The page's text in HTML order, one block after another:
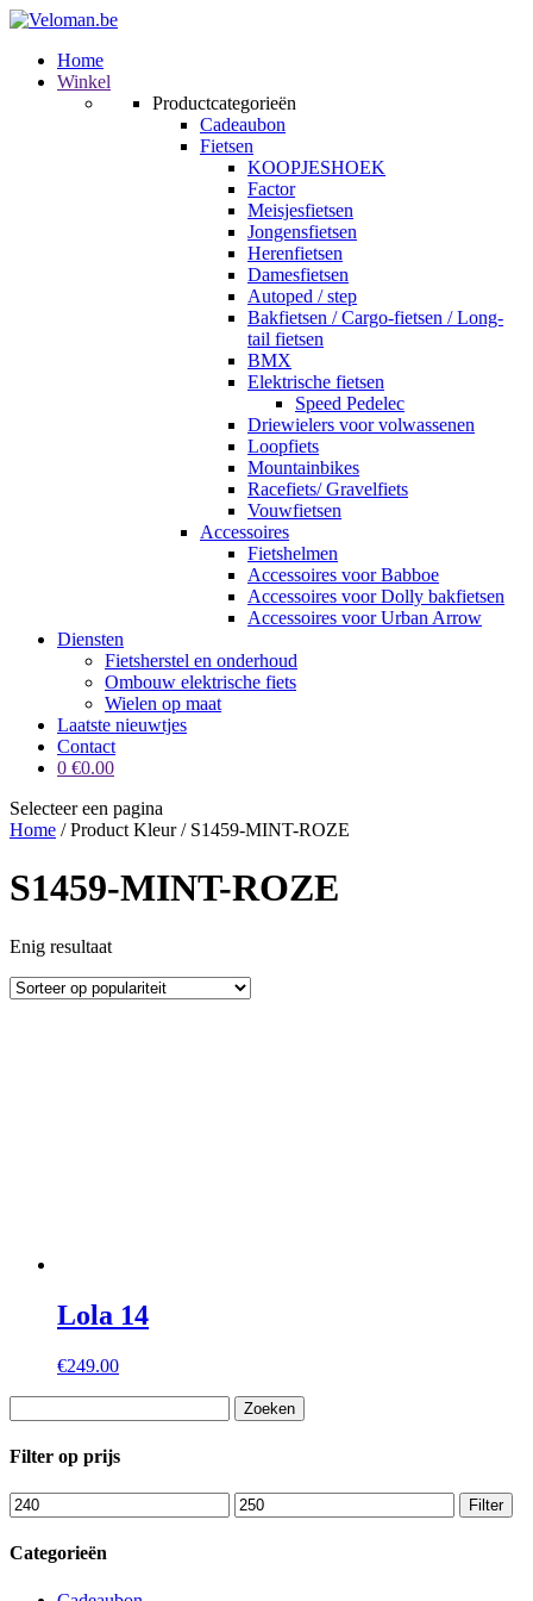
Home
Winkel
Productcategorieën
Cadeaubon
Fietsen
KOOPJESHOEK
Factor
Meisjesfietsen
Jongensfietsen
Herenfietsen
Damesfietsen
Autoped / step
Bakfietsen / Cargo-fietsen / Long-
tail fietsen
BMX
Elektrische fietsen
Speed Pedelec
Driewielers voor volwassenen
Loopfiets
Mountainbikes
Racefiets/ Gravelfiets
Vouwfietsen
Accessoires
Fietshelmen
Accessoires voor Babboe
Accessoires voor Dolly bakfietsen
Accessoires voor Urban Arrow
Diensten
Fietsherstel en onderhoud
Ombouw elektrische fiets
Wielen op maat
Laatste nieuwtjes
Contact
0 €0.00
Selecteer een pagina
Home / Product Kleur / S1459-MINT-ROZE
S1459-MINT-ROZE
Enig resultaat
Lola 14
€249.00
naar:
Filter op prijs
Min.
prijs
Max.
prijs
Filter
Categorieën